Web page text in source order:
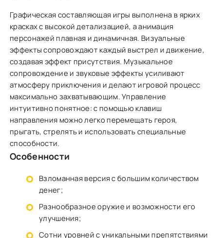
Графическая составляющая игры выполнена в ярких
красках с высокой детализацией, а анимация
персонажей плавная и динамичная. Визуальные
эффекты сопровождают каждый выстрел и движение,
создавая эффект присутствия. Музыкальное
сопровождение и звуковые эффекты усиливают
атмосферу приключения и делают игровой процесс
максимально захватывающим. Управление
интуитивно понятное: с помощью клавиш
направления можно легко перемещать героя,
прыгать, стрелять и использовать специальные
способности.
Особенности
Взломанная версия с большим количеством
денег;
Разнообразное оружие и возможности его
улучшения;
Сотни уровней с уникальными препятствиями